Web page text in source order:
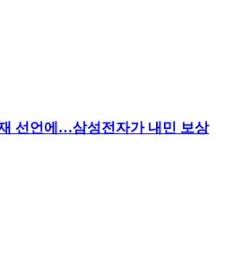
선언에…삼성전자가 내민 보상